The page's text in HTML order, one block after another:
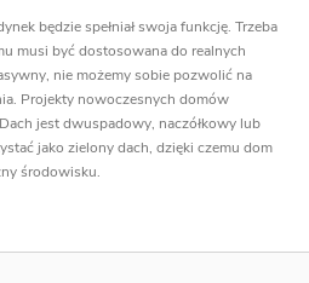
będzie spełniał swoja funkcję. Trzeba
musi być dostosowana do realnych
nie możemy sobie pozwolić na
Projekty nowoczesnych domów
jest dwuspadowy, naczółkowy lub
jako zielony dach, dzięki czemu dom
środowisku.